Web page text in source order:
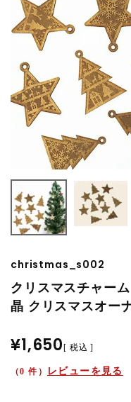
christmas_s002
クリスマスチャー
晶 クリスマスオー
¥1,650 税込
（0 件） レビューを見る